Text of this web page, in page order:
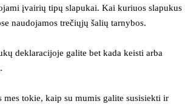
įvairių tipų slapukai. Kai kuriuos slapukus
naudojamos trečiųjų šalių tarnybos.
deklaracijoje galite bet kada keisti arba
mes tokie, kaip su mumis galite susisiekti ir